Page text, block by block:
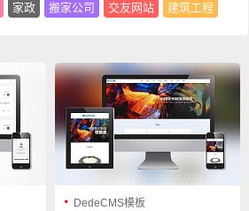
家政 搬家公司 交友网站 建筑工程
DedeCMS模板